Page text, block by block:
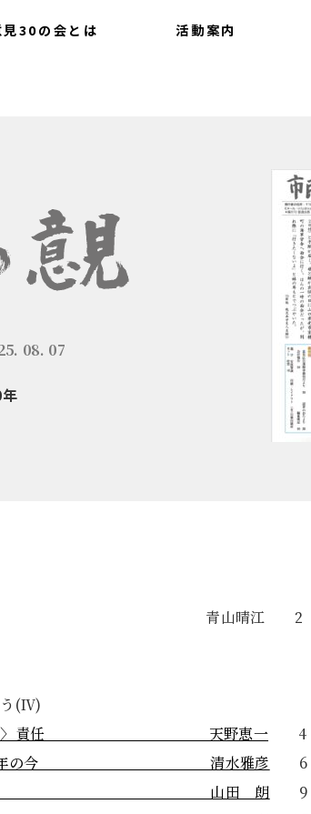
30の会とは 活動案内
08. 07
の八円 青山晴江 2
う(Ⅳ)
・戦後〉責任 天野恵一 4
ら100年の今 清水雅彦 6
定100年 山田 朗 9